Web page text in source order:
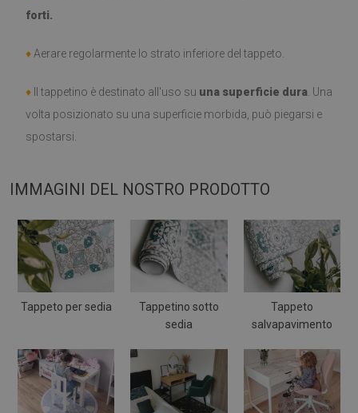
forti.
♦ Aerare regolarmente lo strato inferiore del tappeto.
♦ Il tappetino è destinato all'uso su una superficie dura . Una
volta posizionato su una superficie morbida, può piegarsi e
spostarsi.
IMMAGINI DEL NOSTRO PRODOTTO
Tappeto per sedia
Tappetino sotto
sedia
Tappeto
salvapavimento